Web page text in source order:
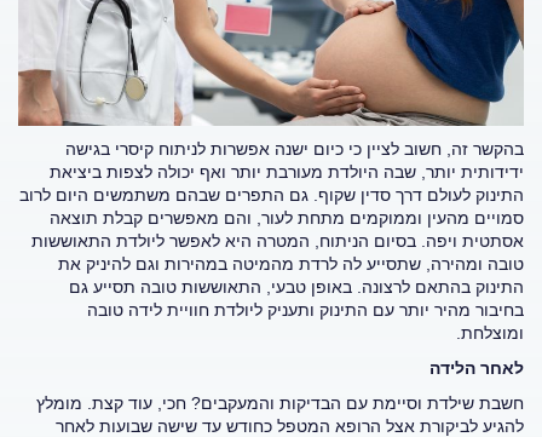
בהקשר זה, חשוב לציין כי כיום ישנה אפשרות לניתוח קיסרי בגישה
ידידותית יותר, שבה היולדת מעורבת יותר ואף יכולה לצפות ביציאת
התינוק לעולם דרך סדין שקוף. גם התפרים שבהם משתמשים היום לרוב
סמויים מהעין וממוקמים מתחת לעור, והם מאפשרים קבלת תוצאה
אסתטית ויפה. בסיום הניתוח, המטרה היא לאפשר ליולדת התאוששות
טובה ומהירה, שתסייע לה לרדת מהמיטה במהירות וגם להיניק את
התינוק בהתאם לרצונה. באופן טבעי, התאוששות טובה תסייע גם
בחיבור מהיר יותר עם התינוק ותעניק ליולדת חוויית לידה טובה
ומוצלחת.
לאחר הלידה
חשבת שילדת וסיימת עם הבדיקות והמעקבים? חכי, עוד קצת. מומלץ
להגיע לביקורת אצל הרופא המטפל כחודש עד שישה שבועות לאחר